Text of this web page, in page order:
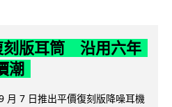
刻版耳筒 沿用六年
潮
月 7 日推出平價復刻版降噪耳機